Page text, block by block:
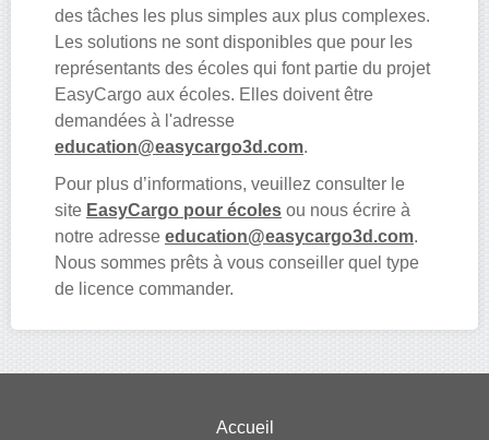
des tâches les plus simples aux plus complexes.
Les solutions ne sont disponibles que pour les
représentants des écoles qui font partie du projet
EasyCargo aux écoles. Elles doivent être
demandées à l'adresse
education@easycargo3d.com.
Pour plus d’informations, veuillez consulter le
site EasyCargo pour écoles ou nous écrire à
notre adresse education@easycargo3d.com.
Nous sommes prêts à vous conseiller quel type
de licence commander.
Accueil